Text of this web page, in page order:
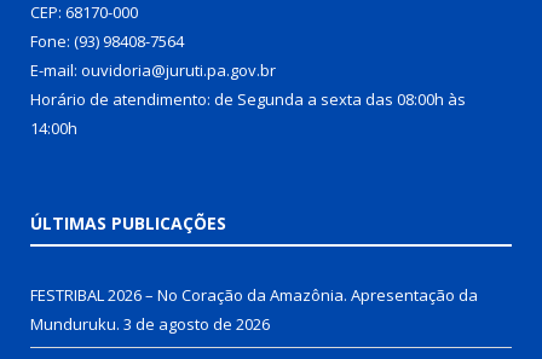
CEP: 68170-000
Fone: (93) 98408-7564
E-mail: ouvidoria@juruti.pa.gov.br
Horário de atendimento: de Segunda a sexta das 08:00h às
14:00h
ÚLTIMAS PUBLICAÇÕES
FESTRIBAL 2026 – No Coração da Amazônia. Apresentação da
Munduruku. 3 de agosto de 2026